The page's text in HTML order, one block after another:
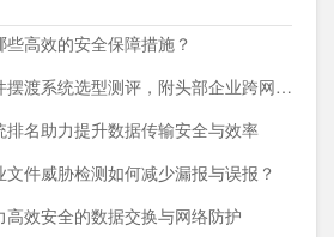
高效的安全保障措施？
新能源行业内外网文件摆渡系统选型测评，附头部企业跨网部署案例
排名助力提升数据传输安全与效率
件威胁检测如何减少漏报与误报？
效安全的数据交换与网络防护